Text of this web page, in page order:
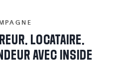
LOCATAIRE,
AVEC INSIDE